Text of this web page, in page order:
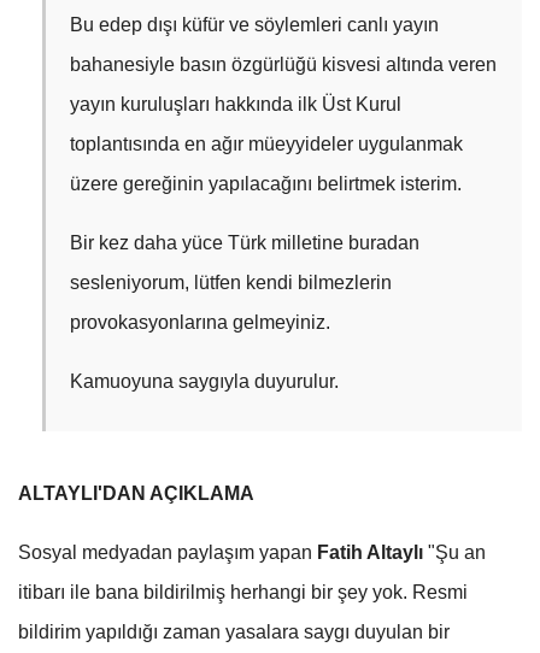
Bu edep dışı küfür ve söylemleri canlı yayın
bahanesiyle basın özgürlüğü kisvesi altında veren
yayın kuruluşları hakkında ilk Üst Kurul
toplantısında en ağır müeyyideler uygulanmak
üzere gereğinin yapılacağını belirtmek isterim.
Bir kez daha yüce Türk milletine buradan
sesleniyorum, lütfen kendi bilmezlerin
provokasyonlarına gelmeyiniz.
Kamuoyuna saygıyla duyurulur.
ALTAYLI'DAN AÇIKLAMA
Sosyal medyadan paylaşım yapan Fatih Altaylı "Şu an
itibarı ile bana bildirilmiş herhangi bir şey yok. Resmi
bildirim yapıldığı zaman yasalara saygı duyulan bir